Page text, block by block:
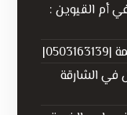
أم القيوين :
في الشارقة